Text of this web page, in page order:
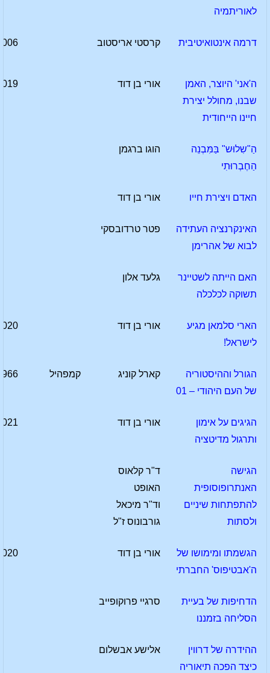
לאוריתמיה
דרמה אינטואיטיבית קרסטי אריסטוב
ה'אני' היוצר, האמן
שבנו, מחולל יצירת
חיינו הייחודית
אורי בן דוד
הַ"שִלוּש" בַּמִּבְנֵה
הַחֶבְרוּתִי
הוגו ברגמן
האדם ויצירת חייו אורי בן דוד
האינקרנציה העתידה
לבוא של אהרימן
פטר טרדובסקי
האם הייתה לשטיינר
תשוקה לכלכלה
גלעד אלון
הארי סלמאן מגיע
לישראל!
אורי בן דוד
הגורל וההיסטוריה
של העם היהודי – 01
קארל קוניג קמפהיל
הגיגים על אימון
ותרגול מדיטציה
אורי בן דוד
הגישה
האנתרופוסופית
להתפתחות שיניים
ולסתות
ד"ר קלאוס
האופט
וד"ר מיכאל
גורבונוס ז"ל
הגשמתו ומימושו של
ה'אבטיפוס' החברתי
אורי בן דוד
הדחיפות של בעיית
הסליחה בזמננו
סרגיי פרוקופייב
ההידרה של דרווין
כיצד הפכה תיאוריה
אלישע אבשלום